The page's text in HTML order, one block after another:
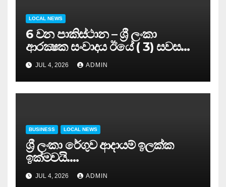
LOCAL NEWS
6 වන පාකිස්ථාන – ශ්‍රී ලංකා
ආරක්‍ෂක සංවාදය ඊයේ ( 3) සවස
සාර්ථකව අවසන් කරයි..
JUL 4, 2026 ADMIN
BUSINESS LOCAL NEWS
ශ්‍රී ලංකා රේගුව ආදායම් ඉලක්ක
ඉක්මවයි….
JUL 4, 2026 ADMIN